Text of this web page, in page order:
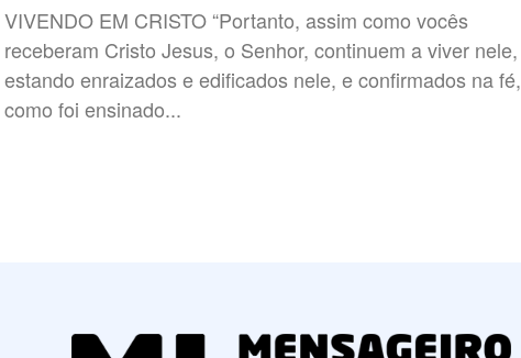
VIVENDO EM CRISTO “Portanto, assim como vocês
receberam Cristo Jesus, o Senhor, continuem a viver nele,
estando enraizados e edificados nele, e confirmados na fé,
como foi ensinado...